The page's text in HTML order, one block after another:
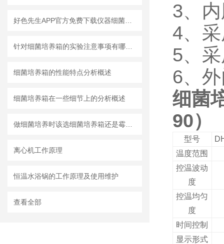
细菌培养箱的性能特点分析概述
细菌培养箱在一些细节上的分析概述
离心机工作原理
恒温水浴锅的工作原理及使用维护
查看全部
3、
4、
5、
6、
细菌
90）
型号
温度范围
控温波动
度
控温均匀
度
时间控制
显示形式